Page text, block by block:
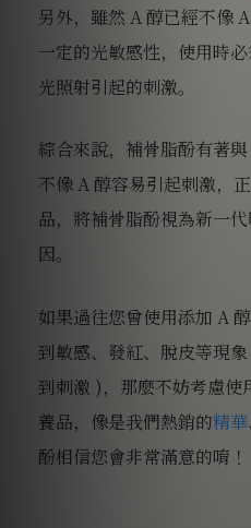
另外，雖然 A 醇已經不像
一定的光敏感性，使用時
光照射引起的刺激。
綜合來說， 補骨脂酚有著
不像 A 醇容易引起刺激，
品，將補骨脂酚視為新一
因。
如果過往您曾使用添加 A
到敏感、發紅、脫皮等現
到刺激 )，那麼不妨考慮使
養品，像是我們熱銷的精華
酚相信您會非常滿意的唷！